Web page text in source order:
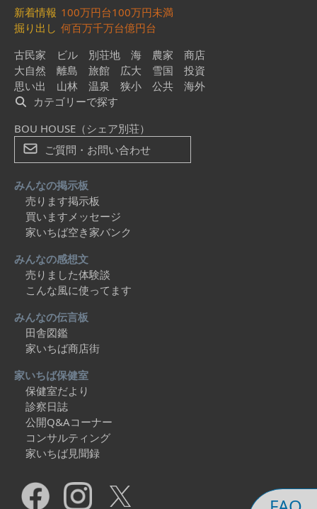
新着情報 100万円台100万円未満
掘り出し 何百万千万台億円台
古民家
ビル 別荘地 海 農家
商店
大自然
離島 旅館 広大 雪国
投資
思い出
山林 温泉 狭小 公共
海外
カテゴリーで探す
BOU HOUSE（シェア別荘）
ご質問・お問い合わせ
みんなの掲示板
売ります掲示板
買いますメッセージ
家いちば空き家バンク
みんなの感想文
売りました体験談
こんな風に使ってます
みんなの伝言板
田舎図鑑
家いちば商店街
家いちば保健室
保健室だより
診察日誌
公開Q&Aコーナー
コンサルティング
家いちば見聞録